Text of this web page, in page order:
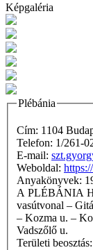
Képgaléria
Plébánia
Cím: 1104
Telefon: 1/261-
E-mail:
Weboldal:
A PLÉBÁNIA HATÁRAI:
vasútvonal –
– Kozma u. –
Vadszőlő u.
Területi beosztás: